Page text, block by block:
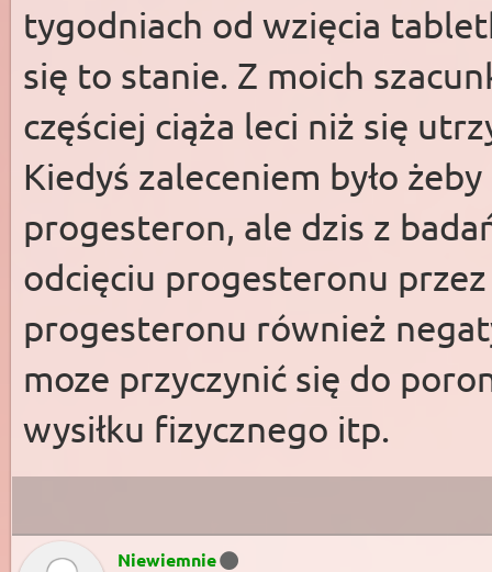
tygodniach od wzięcia
się to stanie. Z moich
częściej ciąża leci niż się
Kiedyś zaleceniem było
progesteron, ale dzis z
odcięciu progesteronu
progesteronu również
moze przyczynić się do
wysiłku fizycznego itp.
Niewiemnie